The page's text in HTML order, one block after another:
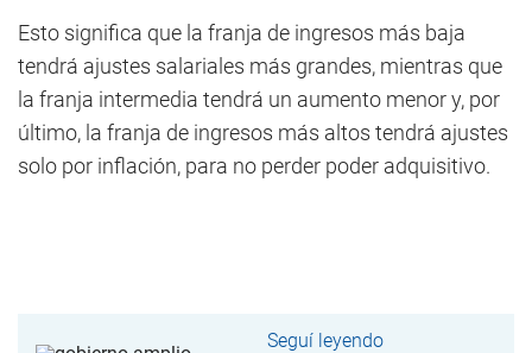
Esto significa que la franja de ingresos más baja
tendrá ajustes salariales más grandes, mientras que
la franja intermedia tendrá un aumento menor y, por
último, la franja de ingresos más altos tendrá ajustes
solo por inflación, para no perder poder adquisitivo.
Seguí leyendo